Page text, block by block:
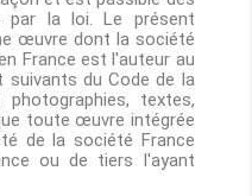
par la loi. Le présent
œuvre dont la société
France est l'auteur au
suivants du Code de la
textes,
toute œuvre intégrée
de la société France
ou de tiers l'ayant